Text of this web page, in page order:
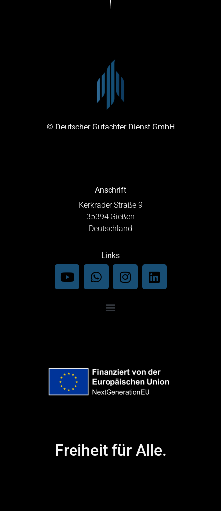
© Deutscher Gutachter Dienst GmbH
Anschrift
Kerkrader Straße 9
35394 Gießen
Deutschland
Links
Freiheit für Alle.